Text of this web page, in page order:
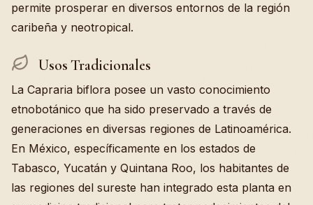
permite prosperar en diversos entornos de la región
caribeña y neotropical.
Usos Tradicionales
La Capraria biflora posee un vasto conocimiento
etnobotánico que ha sido preservado a través de
generaciones en diversas regiones de Latinoamérica.
En México, específicamente en los estados de
Tabasco, Yucatán y Quintana Roo, los habitantes de
las regiones del sureste han integrado esta planta en